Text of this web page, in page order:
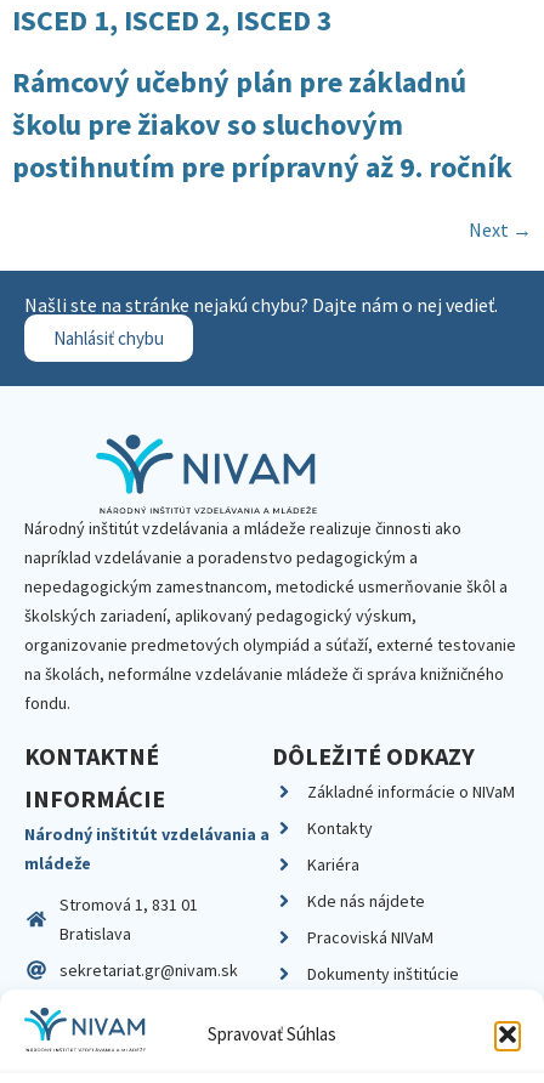
Spravovať Súhlas
ISCED 1, ISCED 2, ISCED 3
Rámcový učebný plán pre základnú
školu pre žiakov so sluchovým
postihnutím pre prípravný až 9. ročník
Next →
Našli ste na stránke nejakú chybu? Dajte nám o nej vedieť.
Nahlásiť chybu
Národný inštitút vzdelávania a mládeže realizuje činnosti ako
napríklad vzdelávanie a poradenstvo pedagogickým a
nepedagogickým zamestnancom, metodické usmerňovanie škôl a
školských zariadení, aplikovaný pedagogický výskum,
organizovanie predmetových olympiád a súťaží, externé testovanie
na školách, neformálne vzdelávanie mládeže či správa knižničného
fondu.
KONTAKTNÉ
INFORMÁCIE
Národný inštitút vzdelávania a
mládeže
Stromová 1, 831 01
Bratislava
sekretariat.gr@nivam.sk
IČO: 00164348
DIČ: 2020798714
DÔLEŽITÉ ODKAZY
Základné informácie o NIVaM
Kontakty
Kariéra
Kde nás nájdete
Pracoviská NIVaM
Dokumenty inštitúcie